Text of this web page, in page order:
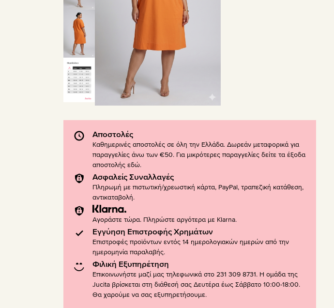
Αποστολές
Καθημερινές αποστολές σε όλη την Ελλάδα. Δωρεάν μεταφορικά για
παραγγελίες άνω των €50. Για μικρότερες παραγγελίες δείτε τα έξοδα
αποστολής εδώ.
Ασφαλείς Συναλλαγές
Πληρωμή με πιστωτική/χρεωστική κάρτα, PayPal, τραπεζική κατάθεση,
αντικαταβολή.
Αγοράστε τώρα. Πληρώστε αργότερα με Klarna.
Εγγύηση Επιστροφής Χρημάτων
Επιστροφές προϊόντων εντός 14 ημερολογιακών ημερών από την
ημερομηνία παραλαβής.
Φιλική Εξυπηρέτηση
Επικοινωνήστε μαζί μας τηλεφωνικά στο 231 309 8731. Η ομάδα της
Jucita βρίσκεται στη διάθεσή σας Δευτέρα έως Σάββατο 10:00-18:00.
Θα χαρούμε να σας εξυπηρετήσουμε.